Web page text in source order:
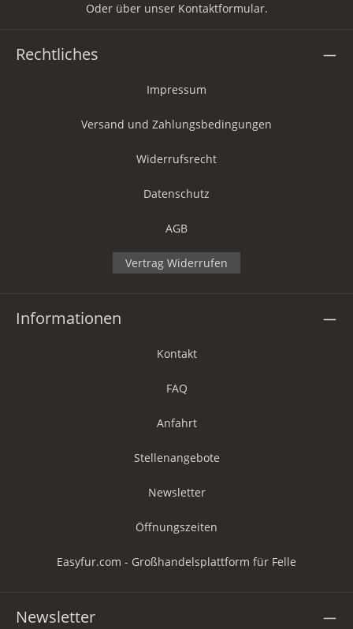
Oder über unser Kontaktformular.
Rechtliches
Impressum
Versand und Zahlungsbedingungen
Widerrufsrecht
Datenschutz
AGB
Vertrag Widerrufen
Informationen
Kontakt
FAQ
Anfahrt
Stellenangebote
Newsletter
Öffnungszeiten
Easyfur.com - Großhandelsplattform für Felle
Newsletter